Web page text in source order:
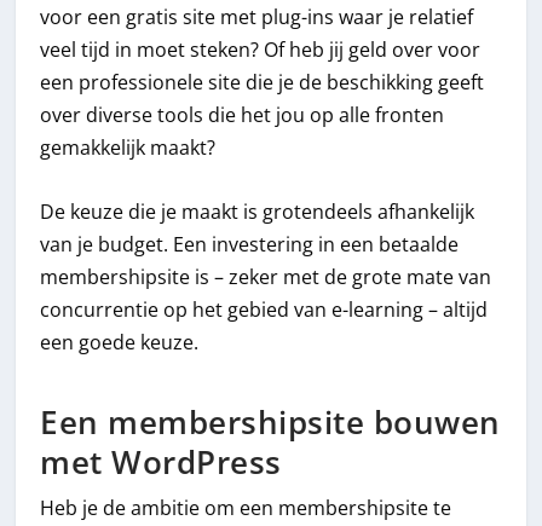
voor een gratis site met plug-ins waar je relatief
veel tijd in moet steken? Of heb jij geld over voor
een professionele site die je de beschikking geeft
over diverse tools die het jou op alle fronten
gemakkelijk maakt?
De keuze die je maakt is grotendeels afhankelijk
van je budget. Een investering in een betaalde
membershipsite is – zeker met de grote mate van
concurrentie op het gebied van e-learning – altijd
een goede keuze.
Een membershipsite bouwen
met WordPress
Heb je de ambitie om een membershipsite te